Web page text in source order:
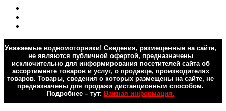
Уважаемые водномоторники! Сведения, размещенные на сайте,
не являются публичной офертой, предназначены
исключительно для информирования посетителей сайта об
ассортименте товаров и услуг, о продавце, производителях
товаров. Товары, сведения о которых размещены на сайте, не
предназначены для продажи дистанционным способом.
Подробнее – тут: Важная информация.